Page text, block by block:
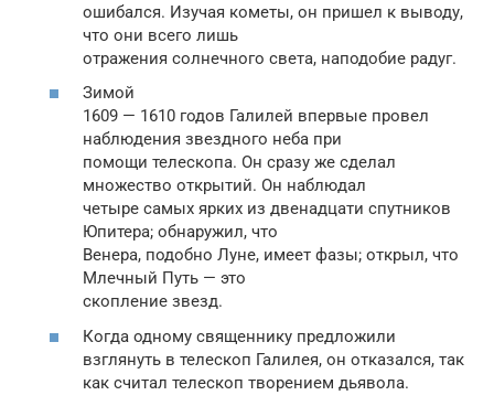
ошибался. Изучая кометы, он пришел к выводу,
что они всего лишь
отражения солнечного света, наподобие радуг.
Зимой
1609 — 1610 годов Галилей впервые провел
наблюдения звездного неба при
помощи телескопа. Он сразу же сделал
множество открытий. Он наблюдал
четыре самых ярких из двенадцати спутников
Юпитера; обнаружил, что
Венера, подобно Луне, имеет фазы; открыл, что
Млечный Путь — это
скопление звезд.
Когда одному священнику предложили
взглянуть в телескоп Галилея, он отказался, так
как считал телескоп творением дьявола.